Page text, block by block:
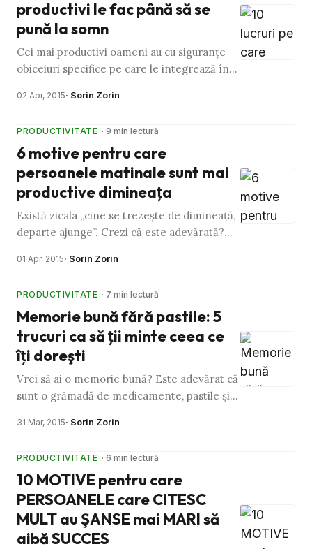
productivi le fac până să se
pună la somn
Cei mai productivi oameni au cu siguranţe
obiceiuri specifice pe care le integrează în
înţeleg că succesul …
02 Apr, 2015· Sorin Zorin
PRODUCTIVITATE · 9 min lectură
6 motive pentru care
persoanele matinale sunt mai
productive dimineaţa
Există zicala „cine se trezeşte de dimineaţă,
departe ajunge”. Crezi că este adevărată?
garantez că sunt …
01 Apr, 2015· Sorin Zorin
PRODUCTIVITATE · 7 min lectură
Memorie bună fără pastile: 5
trucuri ca să ţii minte ceea ce
îţi doreşti
Vrei să ai o memorie bună? Este adevărat că
sunt o grămadă de medicamente, pastile şi
vei avea o memorie …
31 Mar, 2015· Sorin Zorin
PRODUCTIVITATE · 6 min lectură
10 MOTIVE pentru care
PERSOANELE care CITESC
MULT au ŞANSE mai MARI să
aibă SUCCES